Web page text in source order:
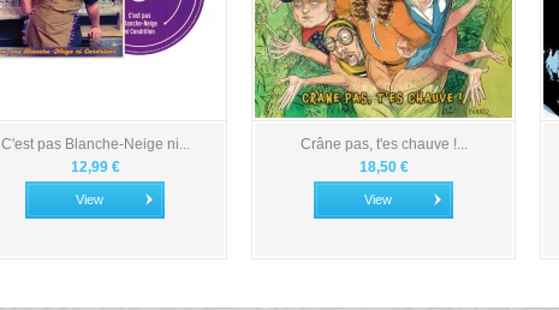
C'est pas Blanche-Neige ni...
12,99 €
View
Crâne pas, t'es chauve !...
18,50 €
View